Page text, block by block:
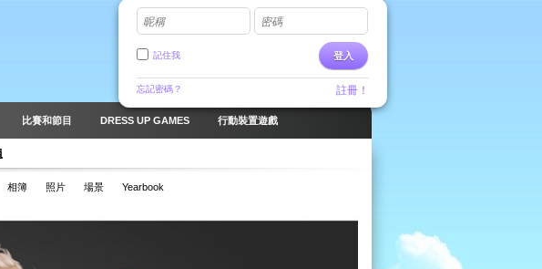
昵稱 密碼
登入
記住我
忘記密碼？ 註冊！
比賽和節目 DRESS UP GAMES 行動裝置遊戲
相簿 照片 場景 Yearbook